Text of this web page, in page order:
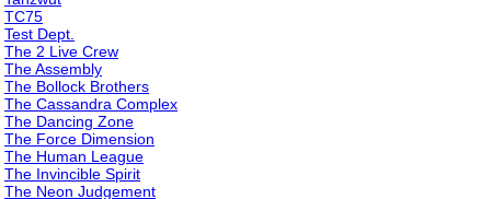
TC75
Test Dept.
The 2 Live Crew
The Assembly
The Bollock Brothers
The Cassandra Complex
The Dancing Zone
The Force Dimension
The Human League
The Invincible Spirit
The Neon Judgement